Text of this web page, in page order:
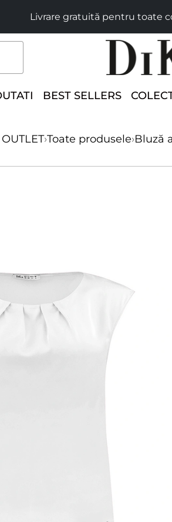
Livrare gratuită pentru toate
BEST SELLERS
›Toate produsele›Bluză